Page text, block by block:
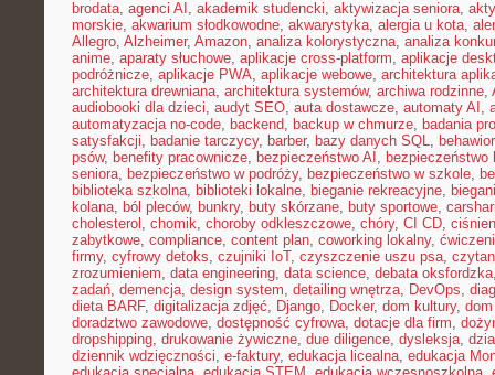
brodata, agenci AI , akademik studencki, aktywizacja seniora,
morskie, akwarium słodkowodne, akwarystyka, alergia u kota,
Allegro, Alzheimer, Amazon, analiza kolorystyczna, analiza
anime, aparaty słuchowe, aplikacje cross-platform, aplikacje
podróżnicze, aplikacje PWA, aplikacje webowe, architektura
architektura drewniana, architektura systemów, archiwa rodzinne,
audiobooki dla dzieci, audyt SEO, auta dostawcze, automaty AI ,
automatyzacja no-code, backend, backup w chmurze, badania
satysfakcji, badanie tarczycy, barber, bazy danych SQL,
psów, benefity pracownicze, bezpieczeństwo AI , bezpieczeństwo
seniora, bezpieczeństwo w podróży, bezpieczeństwo w szkole,
biblioteka szkolna, biblioteki lokalne, bieganie rekreacyjne,
kolana, ból pleców, bunkry, buty skórzane, buty sportowe,
cholesterol , chomik, choroby odkleszczowe, chóry, CI CD,
zabytkowe, compliance, content plan, coworking lokalny,
firmy, cyfrowy detoks, czujniki IoT, czyszczenie uszu psa,
zrozumieniem, data engineering, data science, debata oksfordzka
zadań, demencja, design system, detailing wnętrza, DevOps,
dieta BARF, digitalizacja zdjęć, Django, Docker, dom kultury,
doradztwo zawodowe, dostępność cyfrowa, dotacje dla firm,
dropshipping, drukowanie żywiczne, due diligence, dysleksja,
dziennik wdzięczności, e-faktury, edukacja licealna, edukacja